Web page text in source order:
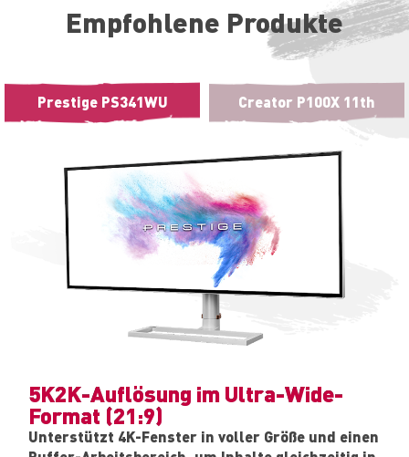
Empfohlene Produkte
Prestige PS341WU Creator P100X 11th
5K2K-Auflösung im Ultra-Wide-
Format (21:9)
Unterstützt 4K-Fenster in voller Größe und einen